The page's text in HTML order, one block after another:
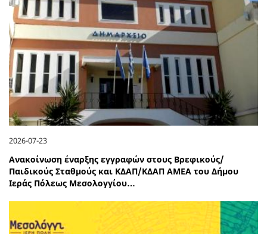
2026-07-23
Ανακοίνωση έναρξης εγγραφών στους Βρεφικούς/
Παιδικούς Σταθμούς και ΚΔΑΠ/ΚΔΑΠ ΑΜΕΑ του Δήμου
Ιεράς Πόλεως Μεσολογγίου…